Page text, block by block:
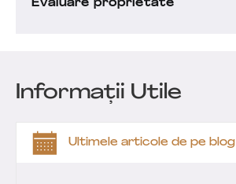
Evaluare proprietate
Informații Utile
Ultimele articole de pe blog